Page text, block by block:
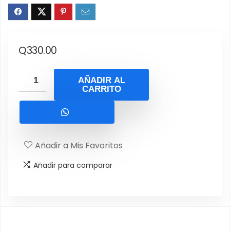
Q330.00
AÑADIR AL
CARRITO
Añadir a Mis Favoritos
Añadir para comparar